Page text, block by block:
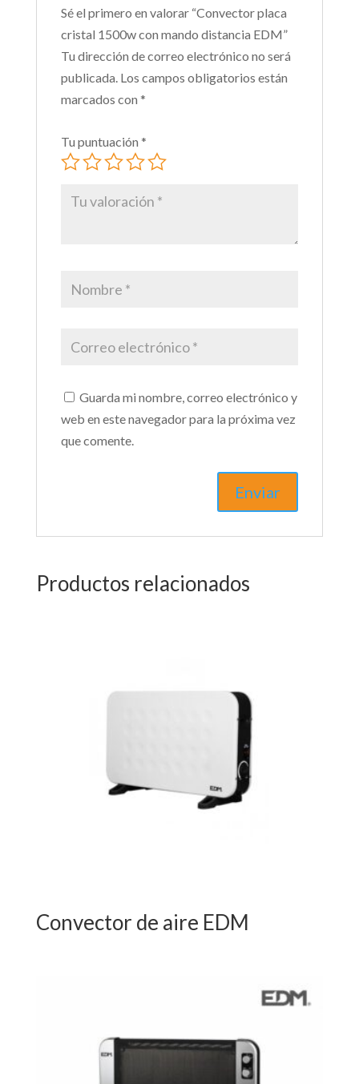
Sé el primero en valorar “Convector placa
cristal 1500w con mando distancia EDM”
Tu dirección de correo electrónico no será
publicada. Los campos obligatorios están
marcados con *
Tu puntuación *
Guarda mi nombre, correo electrónico y
web en este navegador para la próxima vez
que comente.
Productos relacionados
Convector de aire EDM